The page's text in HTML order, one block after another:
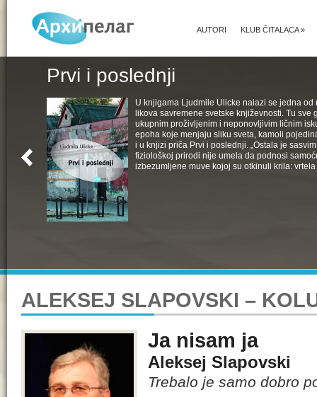
KLUB ČITALACA»
AUTORI
Prvi i poslednji
U knjigama Ljudmile Ulicke nalazi se jedna
likova savremene svetske književnosti. Tu sve
ukupnim proživljenim i neponovljivim ličnim
epoha koje menjaju sliku sveta, kamoli
i u knjizi priča Prvi i poslednji. „Ostala je
fiziološkoj prirodi nije umela da podnosi
izbezumljene muve kojoj su otkinuli krila:
ALEKSEJ SLAPOVSKI –
Ja nisam ja
Aleksej Slapovski
Trebalo je samo dobro